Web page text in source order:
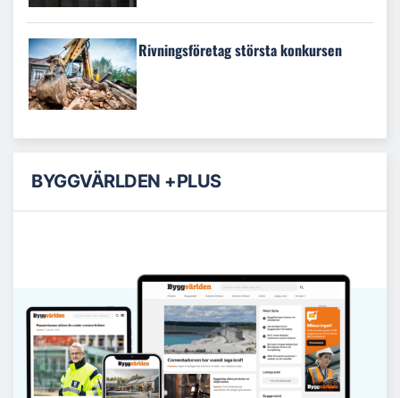
Rivningsföretag största konkursen
BYGGVÄRLDEN +PLUS